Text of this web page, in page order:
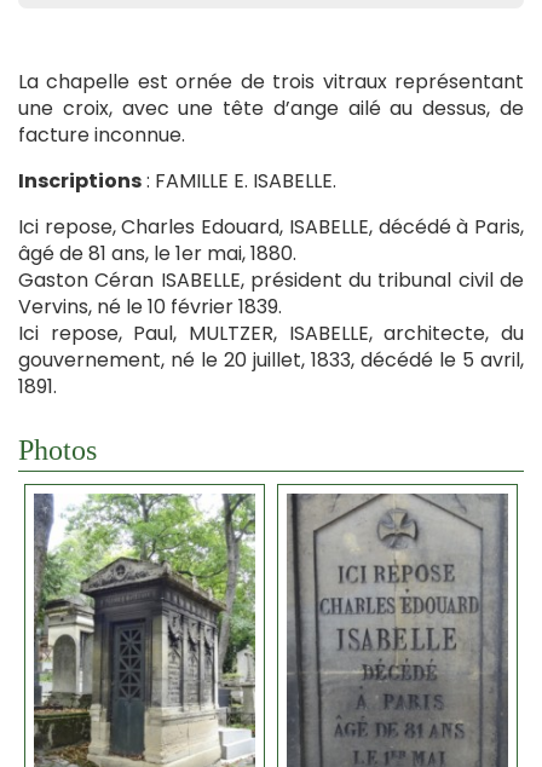
La chapelle est ornée de trois vitraux représentant
une croix, avec une tête d’ange ailé au dessus, de
facture inconnue.
Inscriptions: FAMILLE E. ISABELLE.
Ici repose, Charles Edouard, ISABELLE, décédé à Paris,
âgé de 81 ans, le 1er mai, 1880.
Gaston Céran ISABELLE, président du tribunal civil de
Vervins, né le 10 février 1839.
Ici repose, Paul, MULTZER, ISABELLE, architecte, du
gouvernement, né le 20 juillet, 1833, décédé le 5 avril,
1891.
Photos